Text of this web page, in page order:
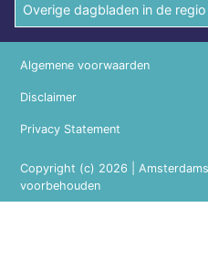
Overige dagbladen in de regio
Copyright (c) 2026 |
voorbehouden
Algemene voorwaarden
Disclaimer
Privacy Statement